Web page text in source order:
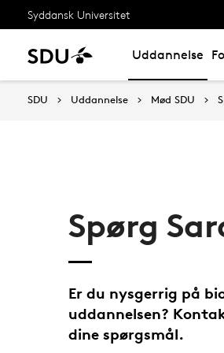
Syddansk Universitet
Uddannelse
SDU Uddannelse Mød SDU
Spørg
Er du nysgerrig på
uddannelsen?
dine spørgsmål.